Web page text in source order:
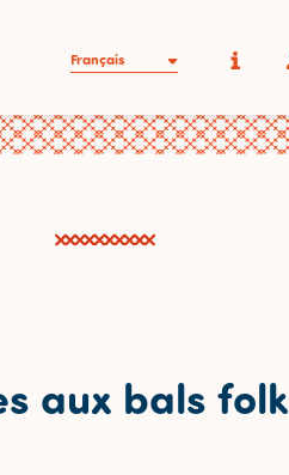
Français
aux bals folk